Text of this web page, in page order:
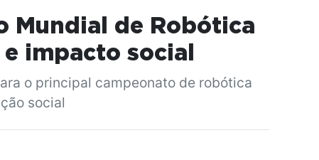
Mundial de Robótica
impacto social
o principal campeonato de robótica
social